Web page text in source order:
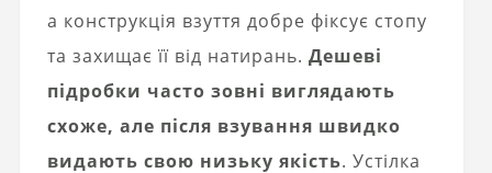
а конструкція взуття добре фіксує стопу
та захищає її від натирань. Дешеві
підробки часто зовні виглядають
схоже, але після взування швидко
видають свою низьку якість. Устілка